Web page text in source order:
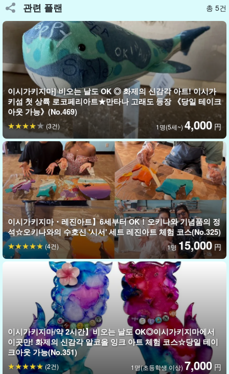
작품 예시
바다사자, 돌고래, 고래, 쥐가오리, 가오리, 청새치 등
체험에서는 부드러운 캔들 왁스를 이용해 동물의 모양을 만들고 색
을 칠하고 장식을 할 수 있다.
관련 플랜 총 5건
이시가키지마] 비오는 날도 OK ◎ 화제의 신감각 아트! 이시가
키섬 첫 상륙 로코페리아트★만타나 고래도 등장 《당일 테이크
아웃 가능》(No.469)
1명(5세~)4,000 円
(3건)
이시가키지마・레진아트】6세부터 OK！오키나와 기념품의 정
석☆오키나와의 수호신 '시서' 세트 레진아트 체험 코스(No.325)
1명15,000 円
(4건)
이시가키지마/약 2시간】비오는 날도 OK◎이시가키지마에서
이곳만! 화제의 신감각 알코올 잉크 아트 체험 코스☆당일 테이
크아웃 가능(No.351)
1명(초등학생 이상) 7,000 円
(2건)